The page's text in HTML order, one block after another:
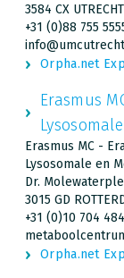
3584 CX UTRECHT
+31 (0)88 755
Orpha.net
Erasmus
Erasmus MC -
Lysosomale en
Dr.
3015 GD
+31 (0)10 704
Orpha.net